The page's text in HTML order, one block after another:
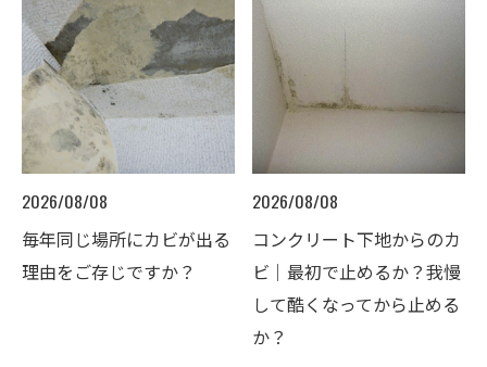
2026/08/08
毎年同じ場所にカビが出る
理由をご存じですか？
2026/08/08
コンクリート下地からのカ
ビ｜最初で止めるか？我慢
して酷くなってから止める
か？